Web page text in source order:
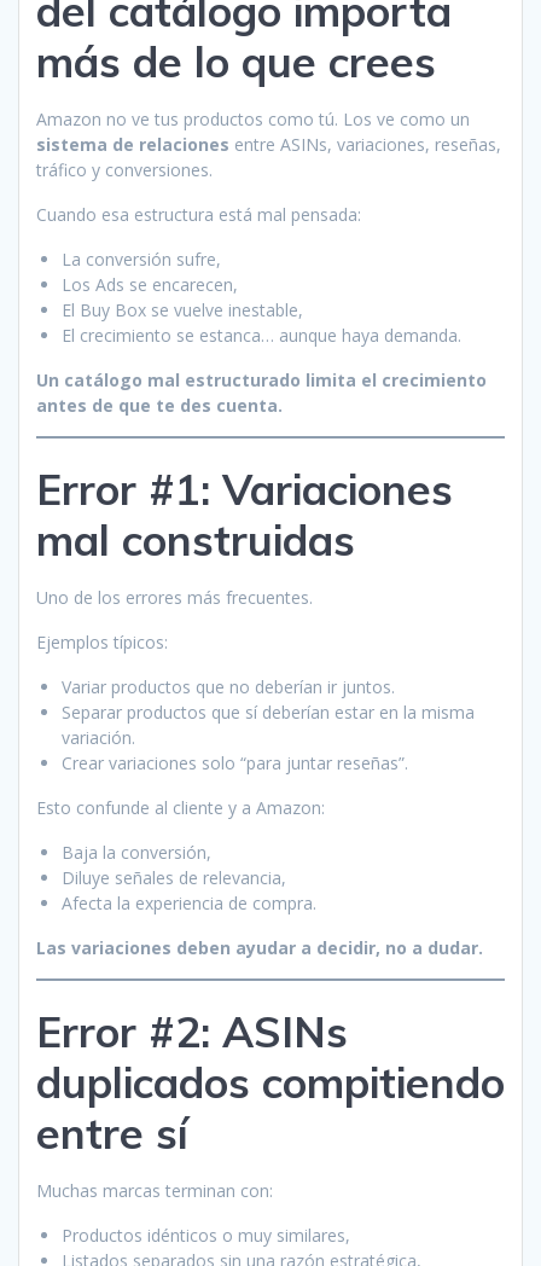
del catálogo importa
más de lo que crees
Amazon no ve tus productos como tú. Los ve como un
sistema de relaciones entre ASINs, variaciones, reseñas,
tráfico y conversiones.
Cuando esa estructura está mal pensada:
La conversión sufre,
Los Ads se encarecen,
El Buy Box se vuelve inestable,
El crecimiento se estanca… aunque haya demanda.
Un catálogo mal estructurado limita el crecimiento
antes de que te des cuenta.
Error #1: Variaciones
mal construidas
Uno de los errores más frecuentes.
Ejemplos típicos:
Variar productos que no deberían ir juntos.
Separar productos que sí deberían estar en la misma
variación.
Crear variaciones solo “para juntar reseñas”.
Esto confunde al cliente y a Amazon:
Baja la conversión,
Diluye señales de relevancia,
Afecta la experiencia de compra.
Las variaciones deben ayudar a decidir, no a dudar.
Error #2: ASINs
duplicados compitiendo
entre sí
Muchas marcas terminan con:
Productos idénticos o muy similares,
Listados separados sin una razón estratégica,